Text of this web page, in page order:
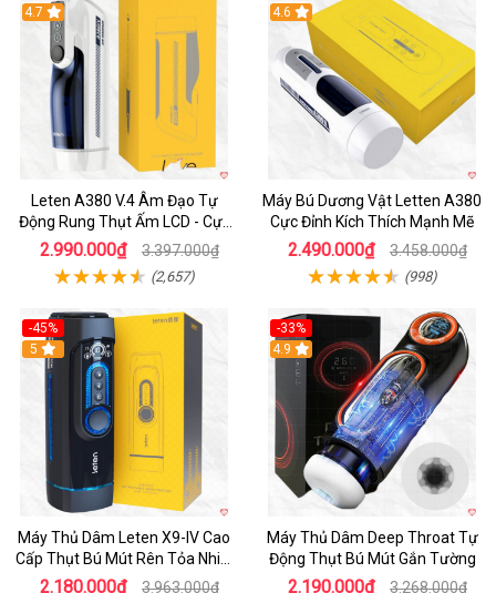
Hot
4.7
Leten A380 V.4 Âm Đạo Tự
Động Rung Thụt Ấm LCD - Cực
Phê
2.990.000₫ 3.397.000₫
(2,657)
Hot
4.6
Máy Bú Dương Vật Letten A380
Cực Đỉnh Kích Thích Mạnh Mẽ
2.490.000₫ 3.458.000₫
(998)
-45%
Hot
5
Máy Thủ Dâm Leten X9-IV Cao
Cấp Thụt Bú Mút Rên Tỏa Nhiệt
Sạc Pin
2.180.000₫ 3.963.000₫
-33%
Hot
4.9
Máy Thủ Dâm Deep Throat Tự
Động Thụt Bú Mút Gắn Tường
2.190.000₫ 3.268.000₫